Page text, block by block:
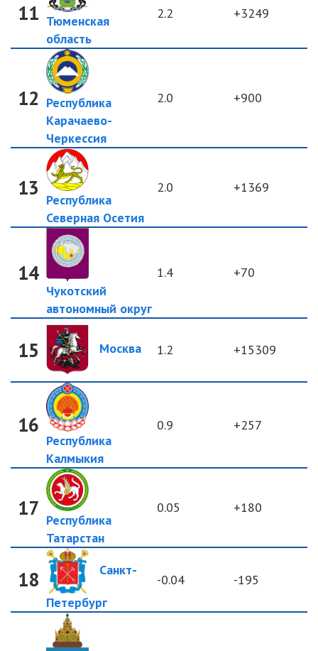
11 Тюменская
область
2.2 +3249
12 Республика
Карачаево-
Черкессия
2.0 +900
13
Республика
Северная Осетия
2.0 +1369
14
Чукотский
автономный округ
1.4 +70
15 Москва 1.2 +15309
16
Республика
Калмыкия
0.9 +257
17
Республика
Татарстан
0.05 +180
18 Санкт-
Петербург
-0.04 -195